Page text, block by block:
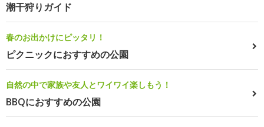
潮干狩りガイド
春のお出かけにピッタリ！
ピクニックにおすすめの公園
自然の中で家族や友人とワイワイ楽しもう！
BBQにおすすめの公園